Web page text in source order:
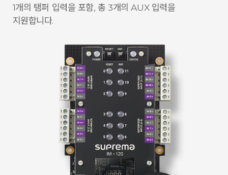
1개의 탬퍼 입력을 포함, 총 3개의 AUX 입력을
지원합니다.